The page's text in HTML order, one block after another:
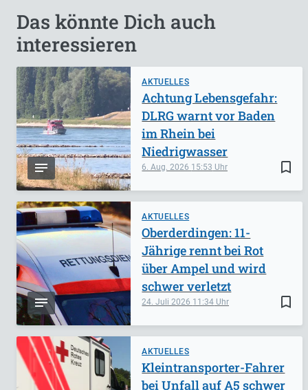
Das könnte Dich auch
interessieren
AKTUELLES
bookmark_border
6. Aug. 2026 15:53
Achtung Lebensgefahr:
DLRG warnt vor Baden
im Rhein bei
Niedrigwasser
AKTUELLES
bookmark_border
24. Juli 2026 11:34
Oberderdingen: 11-
Jährige rennt bei Rot
über Ampel und wird
schwer verletzt
AKTUELLES
Kleintransporter-Fahrer
bei Unfall auf A5 schwer